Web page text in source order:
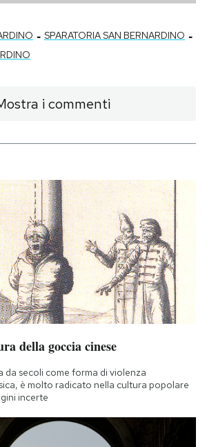
- SPARATORIA SAN BERNARDINO -
i commenti
della goccia cinese
da secoli come forma di violenza
è molto radicato nella cultura popolare
incerte